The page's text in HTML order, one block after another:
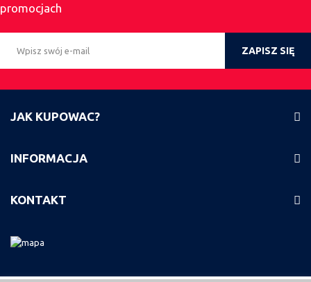
promocjach
ZAPISZ SIĘ
JAK KUPOWAC?
INFORMACJA
KONTAKT